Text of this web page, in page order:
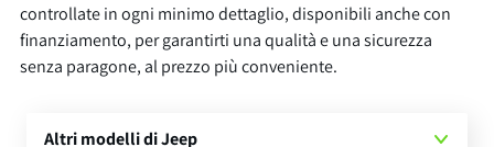
controllate in ogni minimo dettaglio, disponibili anche con
finanziamento, per garantirti una qualità e una sicurezza
senza paragone, al prezzo più conveniente.
Altri modelli di Jeep